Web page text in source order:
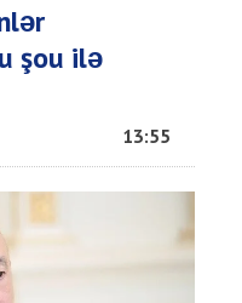
şou ilə
13:55